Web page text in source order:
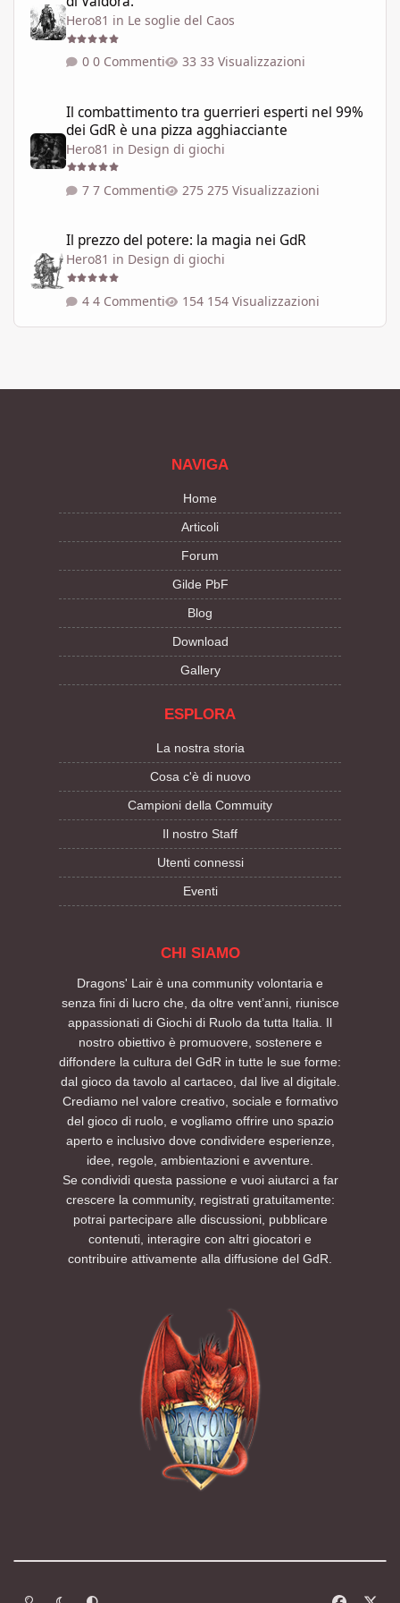
Hero81 in Le soglie del Caos
0 Commenti 33 Visualizzazioni
Il combattimento tra guerrieri esperti nel 99%
dei GdR è una pizza agghiacciante
Hero81 in Design di giochi
7 Commenti 275 Visualizzazioni
Il prezzo del potere: la magia nei GdR
Hero81 in Design di giochi
4 Commenti 154 Visualizzazioni
NAVIGA
Home
Articoli
Forum
Gilde PbF
Blog
Download
Gallery
ESPLORA
La nostra storia
Cosa c'è di nuovo
Campioni della Commuity
Il nostro Staff
Utenti connessi
Eventi
CHI SIAMO
Dragons' Lair è una community volontaria e
senza fini di lucro che, da oltre vent’anni, riunisce
appassionati di Giochi di Ruolo da tutta Italia. Il
nostro obiettivo è promuovere, sostenere e
diffondere la cultura del GdR in tutte le sue forme:
dal gioco da tavolo al cartaceo, dal live al digitale.
Crediamo nel valore creativo, sociale e formativo
del gioco di ruolo, e vogliamo offrire uno spazio
aperto e inclusivo dove condividere esperienze,
idee, regole, ambientazioni e avventure.
Se condividi questa passione e vuoi aiutarci a far
crescere la community, registrati gratuitamente:
potrai partecipare alle discussioni, pubblicare
contenuti, interagire con altri giocatori e
contribuire attivamente alla diffusione del GdR.
Modalità chiara
Modalità scuraSegui la preferenza del sistema